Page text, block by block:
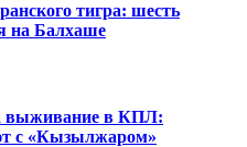
тигра: шесть
на Балхаше
выживание в КПЛ:
с «Кызылжаром»